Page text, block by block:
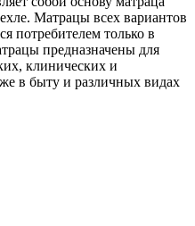
Матрацы всех вариантов
потребителем только в
предназначены для
клинических и
в быту и различных видах